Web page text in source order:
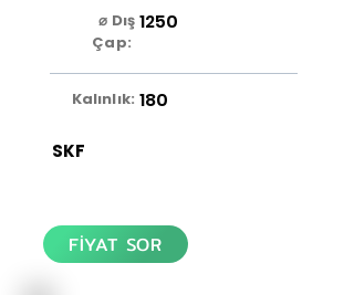
⌀ Dış
Çap:
1250
Kalınlık: 180
SKF
FİYAT SOR